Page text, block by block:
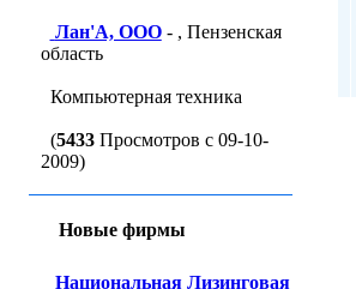
Лан'A, ООО- , Пензенская
область
Компьютерная техника
(5433Просмотров с 09-10-
2009)
Новые фирмы
Национальная Лизинговая